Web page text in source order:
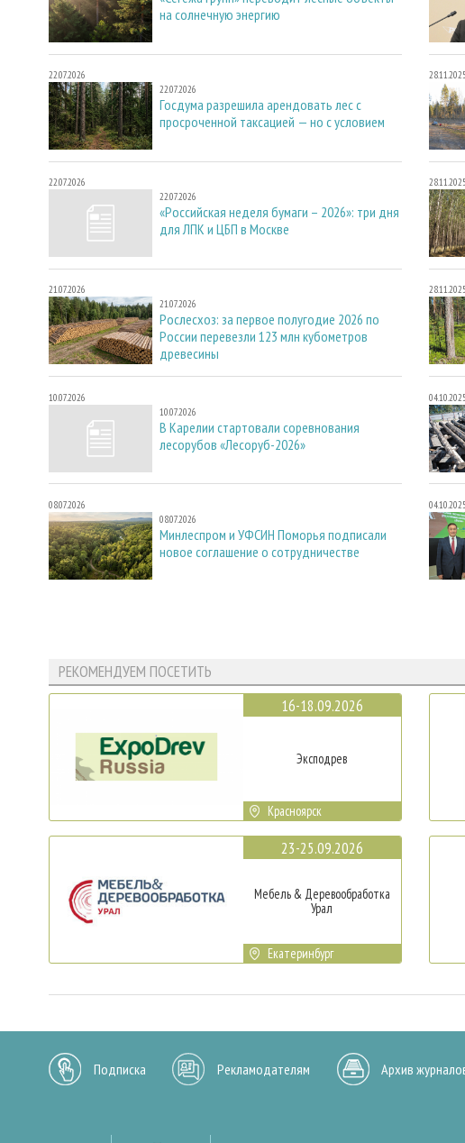
на солнечную энергию
22.07.2026
22.07.2026
Госдума разрешила арендовать лес с
просроченной таксацией — но с условием
22.07.2026
22.07.2026
«Российская неделя бумаги – 2026»: три дня
для ЛПК и ЦБП в Москве
21.07.2026
21.07.2026
Рослесхоз: за первое полугодие 2026 по
России перевезли 123 млн кубометров
древесины
10.07.2026
10.07.2026
В Карелии стартовали соревнования
лесорубов «Лесоруб-2026»
08.07.2026
08.07.2026
Минлеспром и УФСИН Поморья подписали
новое соглашение о сотрудничестве
28.11.2025
28.11.2025
28.11.2025
04.10.2025
04.10.2025
РЕКОМЕНДУЕМ ПОСЕТИТЬ
16-18.09.2026
Эксподрев
Красноярск
23-25.09.2026
Мебель & Деревообработка
Урал
Екатеринбург
Подписка Рекламодателям Архив